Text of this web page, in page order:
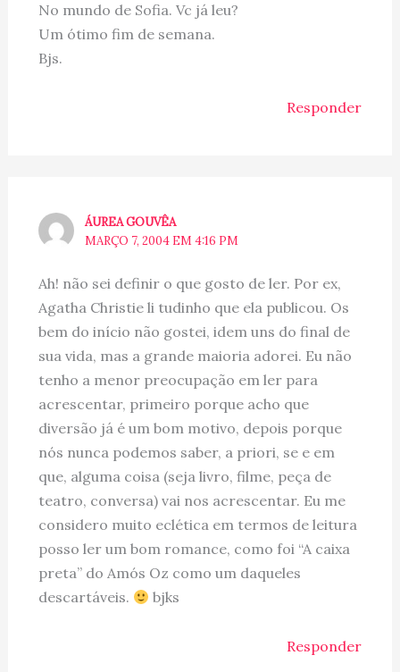
No mundo de Sofia. Vc já leu?
Um ótimo fim de semana.
Bjs.
Responder
ÁUREA GOUVÊA
MARÇO 7, 2004 EM 4:16 PM
Ah! não sei definir o que gosto de ler. Por ex,
Agatha Christie li tudinho que ela publicou. Os
bem do início não gostei, idem uns do final de
sua vida, mas a grande maioria adorei. Eu não
tenho a menor preocupação em ler para
acrescentar, primeiro porque acho que
diversão já é um bom motivo, depois porque
nós nunca podemos saber, a priori, se e em
que, alguma coisa (seja livro, filme, peça de
teatro, conversa) vai nos acrescentar. Eu me
considero muito eclética em termos de leitura
posso ler um bom romance, como foi “A caixa
preta” do Amós Oz como um daqueles
descartáveis.
bjks
Responder